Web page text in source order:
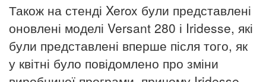
Також на стенді Xerox були представлені
оновлені моделі Versant 280 і Iridesse, які
були представлені вперше після того, як
у квітні було повідомлено про зміни